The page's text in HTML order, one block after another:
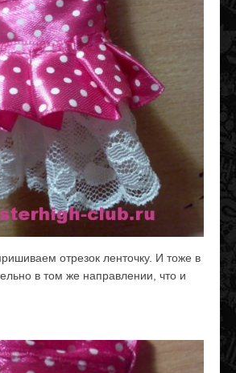
отрезок ленточку. И тоже в
в том же направлении, что и